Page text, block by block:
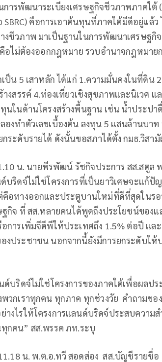
ารพัฒนาระเบียงเศรษฐกิจชีวภาพภาคใต้
SBRC) คือการเอาต้นทุนที่ภาคใต้มีดีอยู่แล้
งชีวภาพ มาเป็นฐานในการพัฒนาเศรษฐกิจ
คือไม่ต้องออกกฎหมาย รวบอำนาจกฎหมา
ป็น 5 เสาหลัก ได้แก่ 1.ความมั่นคงในที่ดิน
างสรรค์ 4.ท่องเที่ยวเชิงสุขภาพและนิเวศ
ทุนในด้านโครงสร้างพื้นฐาน เช่น น้ำประป
องทำตัวเลขเบื้องต้น ลงทุน 5 แสนล้านบา
ระดับรายได้ ดังนั้นขอสภาได้ตั้ง กมธ.วิสา
น. นายพีรพัฒน์ รัชกิจประการ สส.สตูล
ด์บริดจ์ไม่ใช่โครงการที่เป็นยาวิเศษจะแก้
อทางออกและประตูบานใหม่ที่ดีที่สุดในร
ฐกิจ ที่ สส.หลายคนได้พูดถึงประโยชน์ของ
การเพิ่มจีดีพีให้ประเทศถึง 1.5% ต่อปี แล
งประชาชน นอกจากนี้ยังมีการยกระดับให้
ด์บริดจ์ไม่ใช่โครงการของภาคใต้เพื่อผล
วกเราทุกคน ทุกภาค ทุกช่วงวัย คำถามขอ
างไรให้โครงการแลนด์บริดจ์ประสบความ
กคน” สส.พรรค ภท.ระบุ
น. พ.ต.อ.ทวี สอดส่อง สส.บัญชีราย